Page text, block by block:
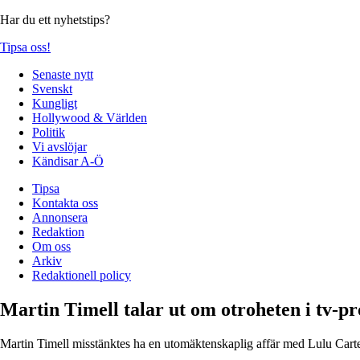
Har du ett nyhetstips?
Tipsa oss!
Senaste nytt
Svenskt
Kungligt
Hollywood & Världen
Politik
Vi avslöjar
Kändisar A-Ö
Tipsa
Kontakta oss
Annonsera
Redaktion
Om oss
Arkiv
Redaktionell policy
Martin Timell talar ut om otroheten i tv-
Martin Timell misstänktes ha en utomäktenskaplig affär med Lulu